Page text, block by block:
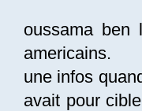
oussama ben
americains.
une infos
avait pour